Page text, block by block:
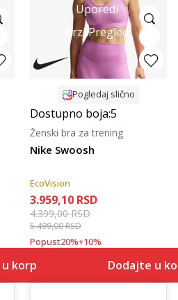
korpu
Uporedi
Brzi Pregled
Pogledaj slično
Dostupno boja:5
Nike Swoosh
Ženski bra za trening
EcoVision
3.959,10 RSD
4.399,00RSD
5.499,00RSD
Popust20%+10%
Dodajte u